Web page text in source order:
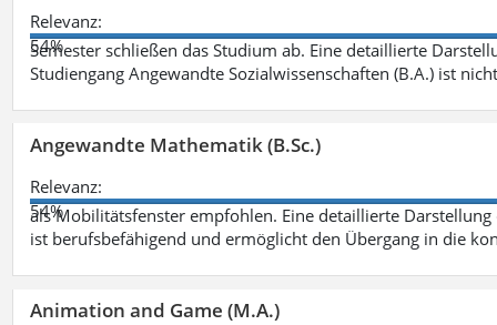
Relevanz:
54%
Semester schließen das Studium ab. Eine detaillierte
Studiengang Angewandte Sozialwissenschaften (B.A.) ist
Angewandte Mathematik (B.Sc.)
Relevanz:
54%
als Mobilitätsfenster empfohlen. Eine detaillierte
ist berufsbefähigend und ermöglicht den Übergang in die
Animation and Game (M.A.)